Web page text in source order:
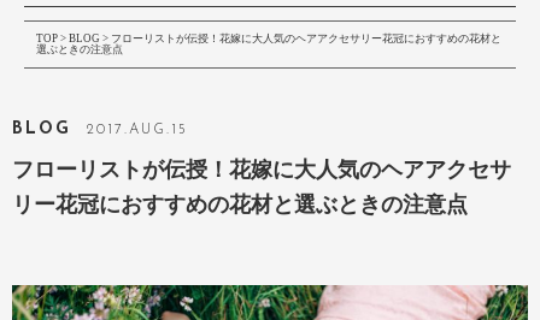
TOP > BLOG > フローリストが伝授！花嫁に大人気のヘアアクセサリー花冠におすすめの花材と
選ぶときの注意点
BLOG 2017 .AUG .15
フローリストが伝授！花嫁に大人気のヘアアクセサ
リー花冠におすすめの花材と選ぶときの注意点